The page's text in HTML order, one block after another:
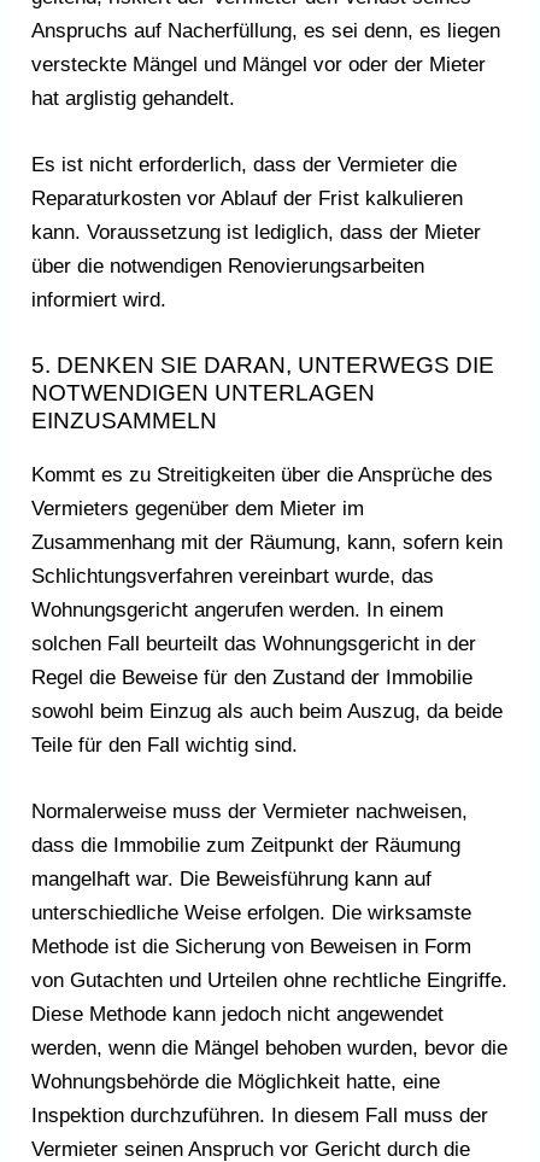
Anspruchs auf Nacherfüllung, es sei denn, es liegen
versteckte Mängel und Mängel vor oder der Mieter
hat arglistig gehandelt.
Es ist nicht erforderlich, dass der Vermieter die
Reparaturkosten vor Ablauf der Frist kalkulieren
kann. Voraussetzung ist lediglich, dass der Mieter
über die notwendigen Renovierungsarbeiten
informiert wird.
5. DENKEN SIE DARAN, UNTERWEGS DIE
NOTWENDIGEN UNTERLAGEN
EINZUSAMMELN
Kommt es zu Streitigkeiten über die Ansprüche des
Vermieters gegenüber dem Mieter im
Zusammenhang mit der Räumung, kann, sofern kein
Schlichtungsverfahren vereinbart wurde, das
Wohnungsgericht angerufen werden. In einem
solchen Fall beurteilt das Wohnungsgericht in der
Regel die Beweise für den Zustand der Immobilie
sowohl beim Einzug als auch beim Auszug, da beide
Teile für den Fall wichtig sind.
Normalerweise muss der Vermieter nachweisen,
dass die Immobilie zum Zeitpunkt der Räumung
mangelhaft war. Die Beweisführung kann auf
unterschiedliche Weise erfolgen. Die wirksamste
Methode ist die Sicherung von Beweisen in Form
von Gutachten und Urteilen ohne rechtliche Eingriffe.
Diese Methode kann jedoch nicht angewendet
werden, wenn die Mängel behoben wurden, bevor die
Wohnungsbehörde die Möglichkeit hatte, eine
Inspektion durchzuführen. In diesem Fall muss der
Vermieter seinen Anspruch vor Gericht durch die